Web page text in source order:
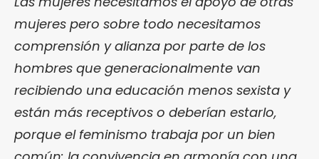
mujeres pero sobre todo necesitamos
comprensión y alianza por parte de los
hombres que generacionalmente van
recibiendo una educación menos sexista y
están más receptivos o deberían estarlo,
porque el feminismo trabaja por un bien